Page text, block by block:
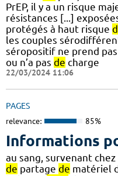
PrEP, il y a un risque
résistances [...]
protégés à haut risque
les couples
séropositif ne prend pas
ou n’a pas de charge
22/03/2024 11:06
PAGES
relevance: 85%
Informations
au sang, survenant
de partage de matériel